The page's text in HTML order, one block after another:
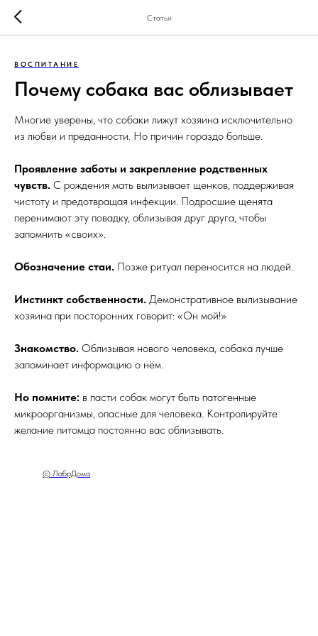
Статьи
ВОСПИТАНИЕ
Почему собака вас облизывает
Многие уверены, что собаки лижут хозяина исключительно
из любви и преданности. Но причин гораздо больше.
Проявление заботы и закрепление родственных
чувств. С рождения мать вылизывает щенков, поддерживая
чистоту и предотвращая инфекции. Подросшие щенята
перенимают эту повадку, облизывая друг друга, чтобы
запомнить «своих».
Обозначение стаи. Позже ритуал переносится на людей.
Инстинкт собственности. Демонстративное вылизывание
хозяина при посторонних говорит: «Он мой!»
Знакомство. Облизывая нового человека, собака лучше
запоминает информацию о нём.
Но помните: в пасти собак могут быть патогенные
микроорганизмы, опасные для человека. Контролируйте
желание питомца постоянно вас облизывать.
© ЛабрДома